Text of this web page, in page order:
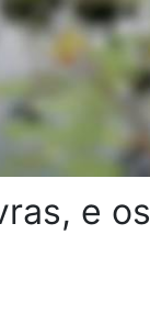
e os